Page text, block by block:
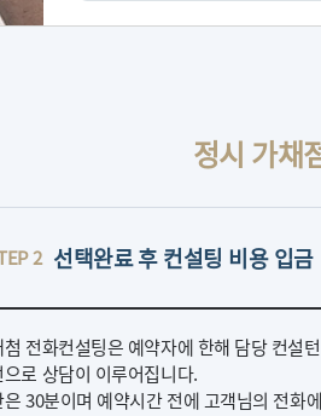
정시 가채
2 선택완료 후 컨설팅 비용 입금
전화컨설팅은 예약자에 한해 담당 컨설턴
으로 상담이 이루어집니다.
30분이며 예약시간 전에 고객님의 전화